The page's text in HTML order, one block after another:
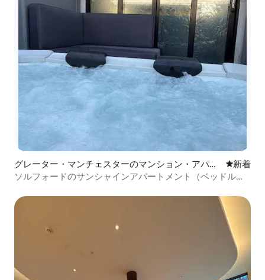
グレーター・マンチェスターのマンション・アパー
ト
新しい宿
新着
ソルフォードのサンシャインアパートメント（ベッドルー